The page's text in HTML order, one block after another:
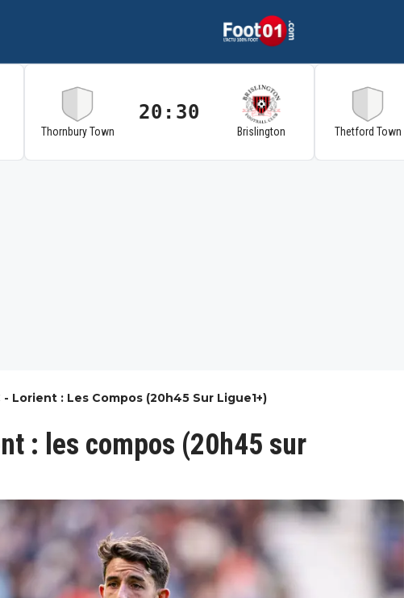
Thornbury Town
20:30
Brislington Thetford Town
- Lorient : Les Compos (20h45 Sur Ligue1+)
: les compos (20h45 sur